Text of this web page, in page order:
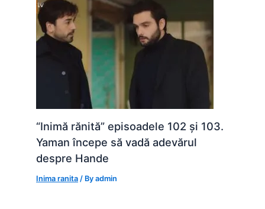
“Inimă rănită” episoadele 102 și 103.
Yaman începe să vadă adevărul
despre Hande
Inima ranita / Byadmin